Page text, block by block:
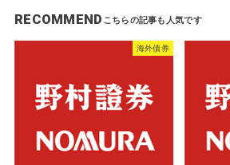
RECOMMEND
海外債券